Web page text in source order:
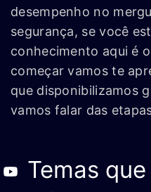
desempenho no
segurança, se você
conhecimento aqui é
começar vamos te
que disponibilizamos
vamos falar das
Temas